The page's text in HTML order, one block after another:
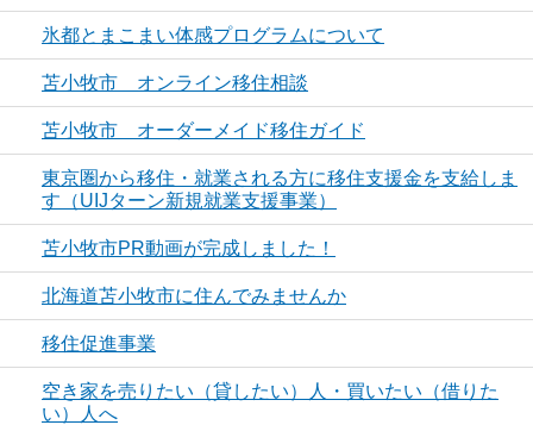
氷都とまこまい体感プログラムについて
苫小牧市 オンライン移住相談
苫小牧市 オーダーメイド移住ガイド
東京圏から移住・就業される方に移住支援金を支給しま
す（UIJターン新規就業支援事業）
苫小牧市PR動画が完成しました！
北海道苫小牧市に住んでみませんか
移住促進事業
空き家を売りたい（貸したい）人・買いたい（借りた
い）人へ